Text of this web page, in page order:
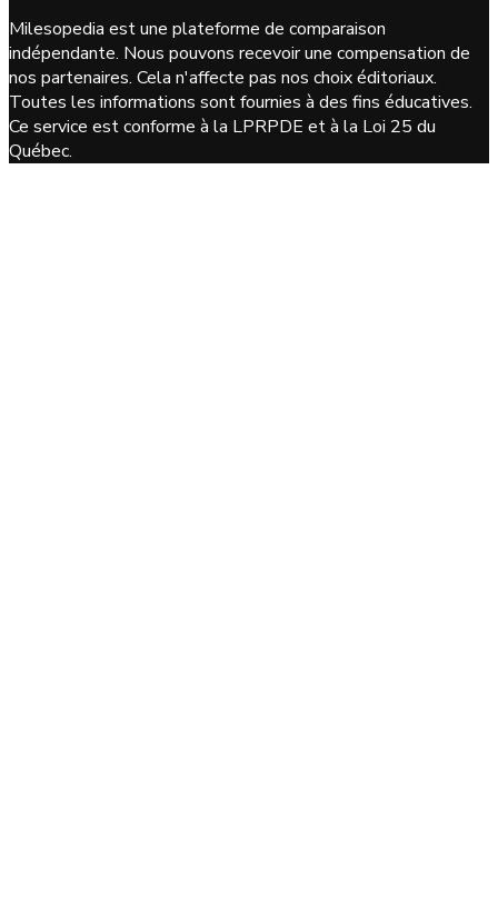
Milesopedia est une plateforme de comparaison
indépendante. Nous pouvons recevoir une compensation de
nos partenaires. Cela n'affecte pas nos choix éditoriaux.
Toutes les informations sont fournies à des fins éducatives.
Ce service est conforme à la LPRPDE et à la Loi 25 du
Québec.